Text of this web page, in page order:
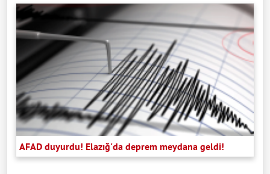
AFAD duyurdu! Elazığ'da deprem meydana geldi!